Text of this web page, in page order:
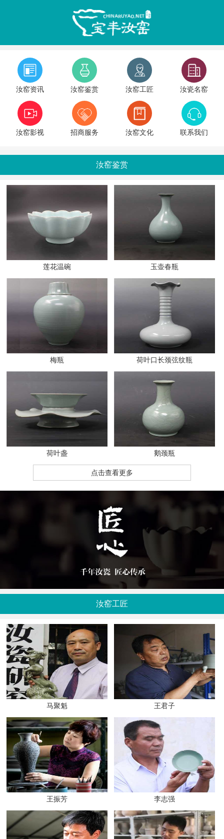
汝窑资讯 汝窑鉴赏 汝窑工匠 汝瓷名窑
汝窑影视 招商服务 汝窑文化 联系我们
汝窑鉴赏
莲花温碗 玉壶春瓶
梅瓶 荷叶口长颈弦纹瓶
荷叶盏 鹅颈瓶
点击查看更多
汝窑工匠
马聚魁 王君子
王振芳 李志强